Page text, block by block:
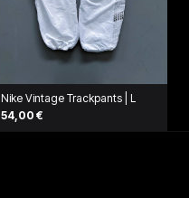
Nike Vintage Trackpants | L
54,00 €